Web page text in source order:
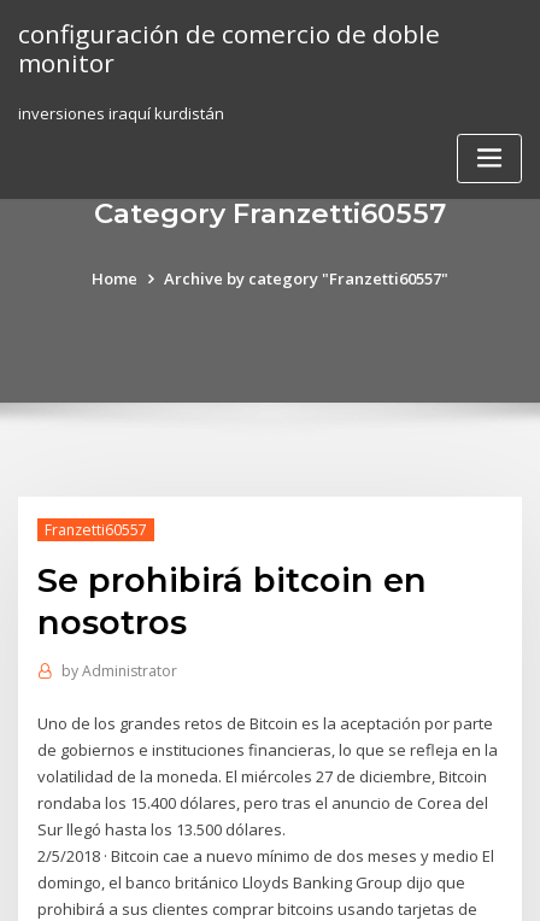
content
configuración de comercio de doble
monitor
inversiones iraquí kurdistán
Category Franzetti60557
Home Archive by category "Franzetti60557"
Franzetti60557
Se prohibirá bitcoin en
nosotros
byAdministrator
Uno de los grandes retos de Bitcoin es la aceptación por parte
de gobiernos e instituciones financieras, lo que se refleja en la
volatilidad de la moneda. El miércoles 27 de diciembre, Bitcoin
rondaba los 15.400 dólares, pero tras el anuncio de Corea del
Sur llegó hasta los 13.500 dólares.
2/5/2018 · Bitcoin cae a nuevo mínimo de dos meses y medio El
domingo, el banco británico Lloyds Banking Group dijo que
prohibirá a sus clientes comprar bitcoins usando tarjetas de